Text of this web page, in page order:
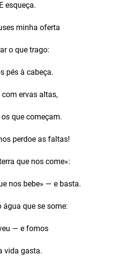
E esqueça.
minha oferta
o que trago:
pés à cabeça.
com ervas altas,
que começam.
perdoe as faltas!
que nos come»:
nos bebe» — e basta.
água que se some:
— e fomos
vida gasta.